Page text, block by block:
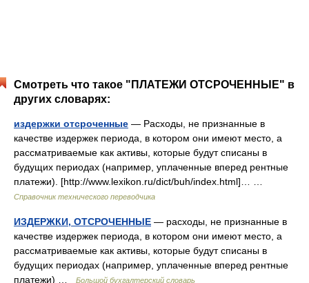
Смотреть что такое "ПЛАТЕЖИ ОТСРОЧЕННЫЕ" в
других словарях:
издержки отсроченные — Расходы, не признанные в
качестве издержек периода, в котором они имеют место, а
рассматриваемые как активы, которые будут списаны в
будущих периодах (например, уплаченные вперед рентные
платежи). [http://www.lexikon.ru/dict/buh/index.html]… …
Справочник технического переводчика
ИЗДЕРЖКИ, ОТСРОЧЕННЫЕ — расходы, не признанные в
качестве издержек периода, в котором они имеют место, а
рассматриваемые как активы, которые будут списаны в
будущих периодах (например, уплаченные вперед рентные
платежи) …
Большой бухгалтерский словарь